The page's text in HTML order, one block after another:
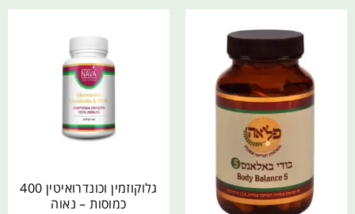
גלוקוזמין וכונדרואיטין 400
כמוסות – נאוה